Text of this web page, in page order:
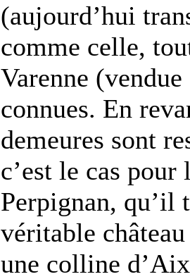
(aujourd’hui
comme celle,
Varenne
connues. En
demeures sont
c’est le cas
Perpignan, qu’il
véritable
une colline